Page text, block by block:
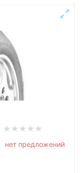
нет предложений